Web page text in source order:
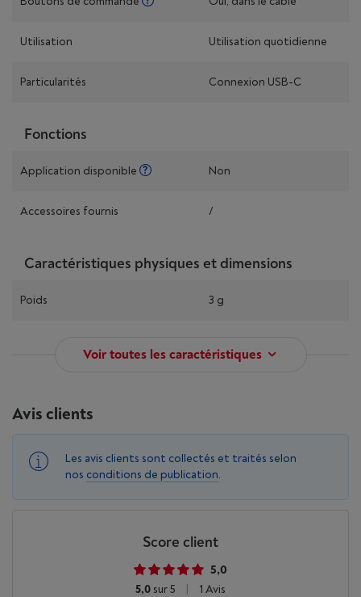
Utilisation Utilisation quotidienne
Particularités Connexion USB-C
Fonctions
Application disponible Non
Accessoires fournis /
Caractéristiques physiques et dimensions
Poids 3 g
Voir toutes les caractéristiques
Avis clients
Les avis clients sont collectés et traités selon
nos conditions de publication.
Score client
5,0
5,0 sur 5 1 Avis